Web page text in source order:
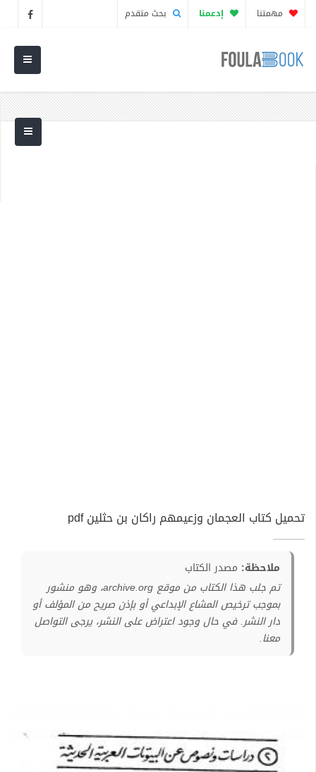
مهمتنا إدعمنا بحث متقدم
تحميل كتاب العجمان وزعيمهم راكان بن حثلين pdf
ملاحظة: مصدر الكتاب
تم جلب هذا الكتاب من موقع archive.org، وهو منشور
بموجب ترخيص المشاع الإبداعي أو بإذن صريح من المؤلف أو
دار النشر. في حال وجود اعتراض على النشر، يرجى التواصل
معنا.